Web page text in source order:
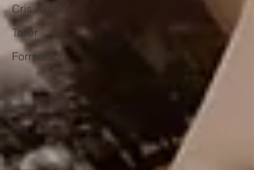
Cris Aznar
Taller
Formación